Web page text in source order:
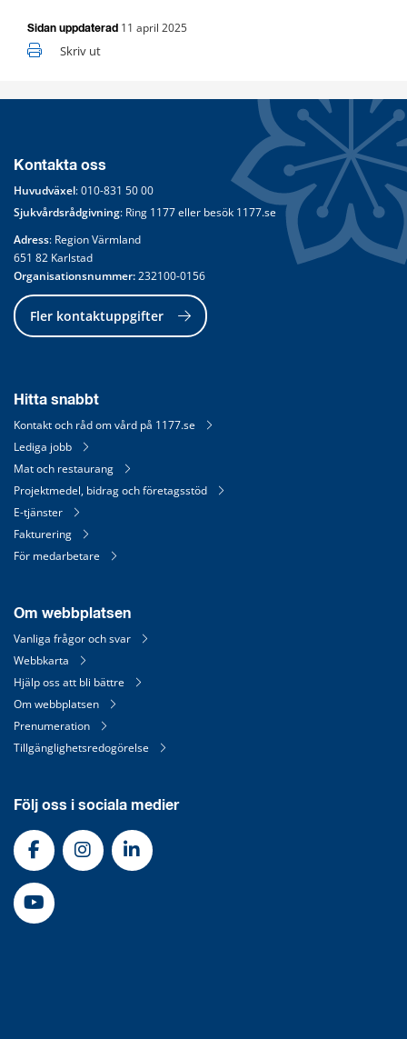
Sidan uppdaterad 11 april 2025
Skriv ut
Kontakta oss
Huvudväxel: 010-831 50 00
Sjukvårdsrådgivning: Ring 1177 eller besök 1177.se
Adress: Region Värmland
651 82 Karlstad
Organisationsnummer: 232100-0156
Fler kontaktuppgifter
Hitta snabbt
Kontakt och råd om vård på 1177.se
Lediga jobb
Mat och restaurang
Projektmedel, bidrag och företagsstöd
E-tjänster
Fakturering
För medarbetare
Om webbplatsen
Vanliga frågor och svar
Webbkarta
Hjälp oss att bli bättre
Om webbplatsen
Prenumeration
Tillgänglighetsredogörelse
Följ oss i sociala medier